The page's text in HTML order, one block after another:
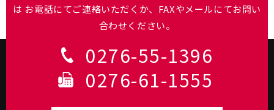
は お電話にてご連絡いただくか、FAXやメールにてお問い
合わせください。
0276-55-1396
0276-61-1555